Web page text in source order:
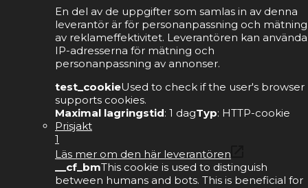
En del av de uppgifter som samlas in av denna
leverantör är för personanpassning och mätning
av reklameffektivitet. Leverantören kan använda
IP-adresserna för mätning och
personanpassning av annonser.
test_cookieUsed to check if the user's browser
supports cookies.
Maximal lagringstid: 1 dagTyp: HTTP-cookie
Prisjakt
1
Läs mer om den här leverantören
__cf_bmThis cookie is used to distinguish
between humans and bots. This is beneficial for